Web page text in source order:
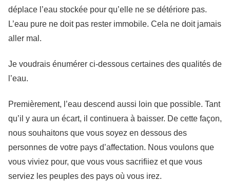
déplace l’eau stockée pour qu’elle ne se détériore pas.
L’eau pure ne doit pas rester immobile. Cela ne doit jamais
aller mal.
Je voudrais énumérer ci-dessous certaines des qualités de
l’eau.
Premièrement, l’eau descend aussi loin que possible. Tant
qu’il y aura un écart, il continuera à baisser. De cette façon,
nous souhaitons que vous soyez en dessous des
personnes de votre pays d’affectation. Nous voulons que
vous viviez pour, que vous vous sacrifiiez et que vous
serviez les peuples des pays où vous irez.